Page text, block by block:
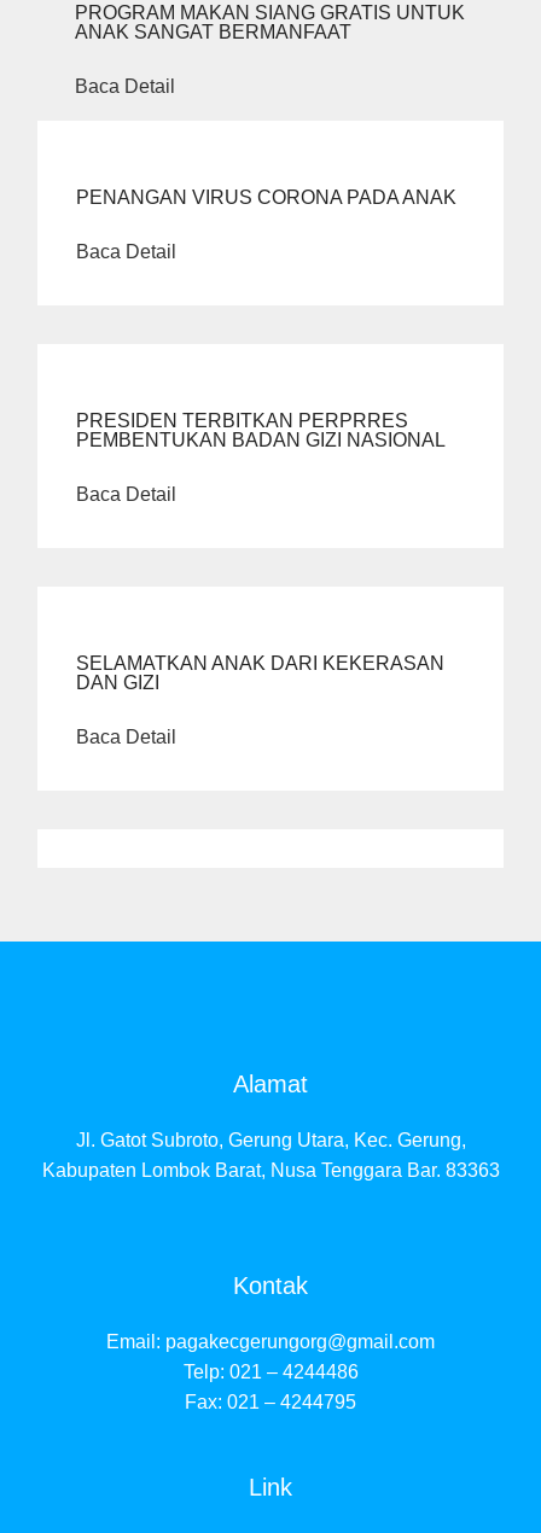
PROGRAM MAKAN SIANG GRATIS UNTUK
ANAK SANGAT BERMANFAAT
Baca Detail
PENANGAN VIRUS CORONA PADA ANAK
Baca Detail
PRESIDEN TERBITKAN PERPRRES
PEMBENTUKAN BADAN GIZI NASIONAL
Baca Detail
SELAMATKAN ANAK DARI KEKERASAN
DAN GIZI
Baca Detail
Alamat
Jl. Gatot Subroto, Gerung Utara, Kec. Gerung,
Kabupaten Lombok Barat, Nusa Tenggara Bar. 83363
Kontak
Email: pagakecgerungorg@gmail.com
Telp: 021 – 4244486
Fax: 021 – 4244795
Link